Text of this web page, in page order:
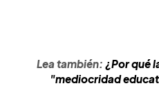
Lea también: ¿Por qué
"mediocridad